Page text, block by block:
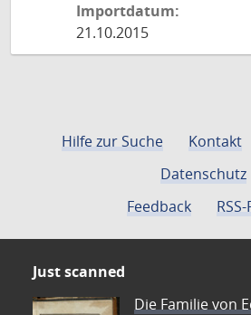
Importdatum:
21.10.2015
Hilfe zur Suche Kontakt
Datenschutz
Feedback
Just scanned
Die Familie von